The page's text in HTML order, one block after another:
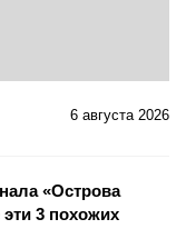
6 августа 2026
«Острова
3 похожих